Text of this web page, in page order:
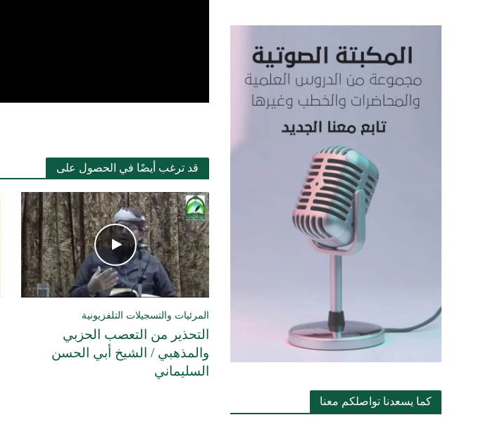
قد ترغب أيضًا في الحصول على
المرئيات والتسجيلات التلفزيونية
التحذير من التعصب الحزبي
والمذهبي / الشيخ أبي الحسن
السليماني
كما يسعدنا تواصلكم معنا